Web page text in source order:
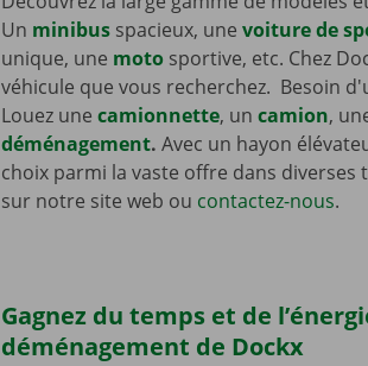
Un minibus spacieux, unevoiture de
unique, une moto sportive, etc. Chez
véhicule que vous recherchez. Besoin
Louez unecamionnette, uncamion,
déménagement. Avec un hayon
choix parmi la vaste offre dans
sur notre site web ou contactez-nous.
Gagnez du temps et de
déménagement de Dockx